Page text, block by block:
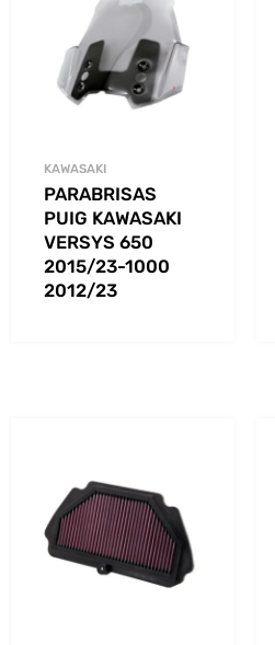
KAWASAKI
PARABRISAS
PUIG KAWASAKI
VERSYS 650
2015/23-1000
2012/23